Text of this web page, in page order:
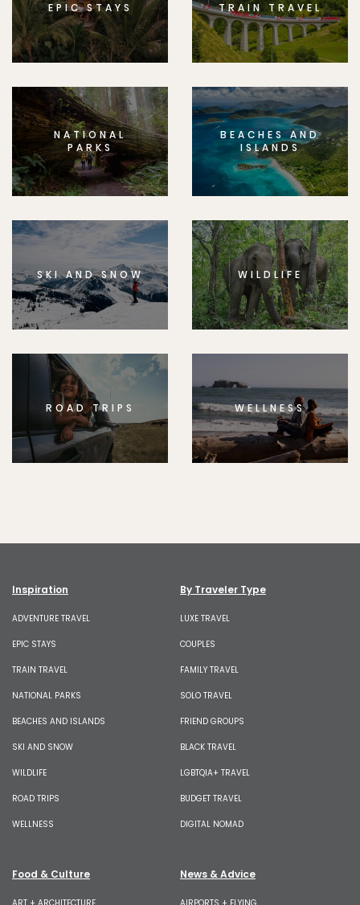
EPIC STAYS TRAIN TRAVEL
NATIONAL
PARKS
BEACHES AND
ISLANDS
SKI AND SNOW WILDLIFE
ROAD TRIPS WELLNESS
Inspiration
ADVENTURE TRAVEL
EPIC STAYS
TRAIN TRAVEL
NATIONAL PARKS
BEACHES AND ISLANDS
SKI AND SNOW
WILDLIFE
ROAD TRIPS
WELLNESS
By Traveler Type
LUXE TRAVEL
COUPLES
FAMILY TRAVEL
SOLO TRAVEL
FRIEND GROUPS
BLACK TRAVEL
LGBTQIA+ TRAVEL
BUDGET TRAVEL
DIGITAL NOMAD
Food & Culture News & Advice